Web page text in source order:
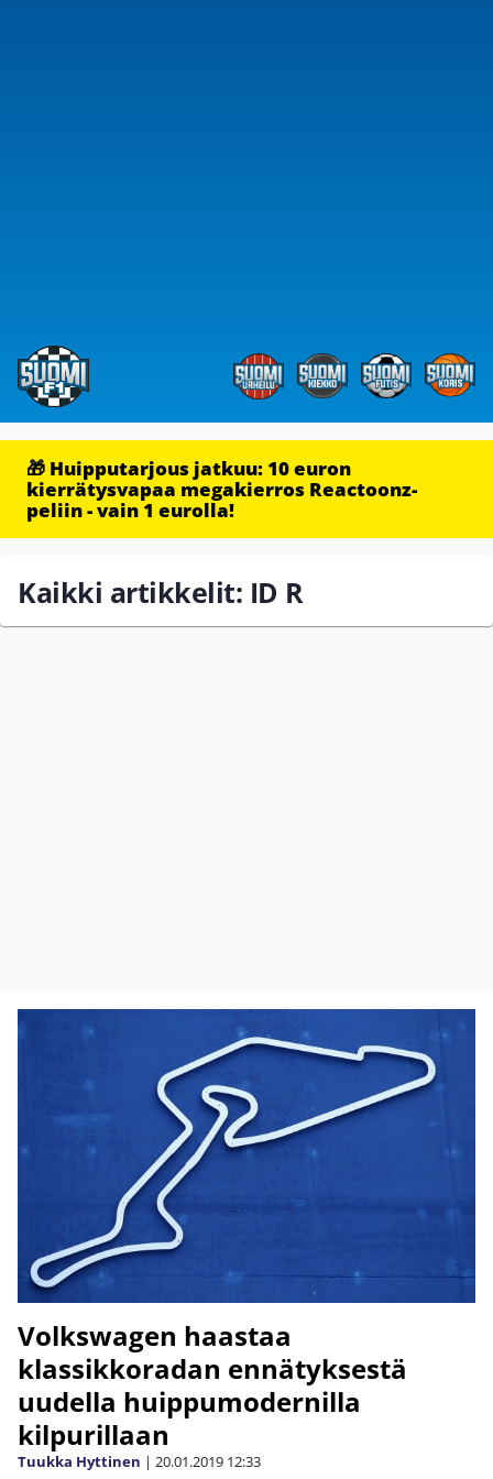
🎁 Huipputarjous jatkuu: 10 euron
kierrätysvapaa megakierros Reactoonz-
peliin - vain 1 eurolla!
Kaikki artikkelit: ID R
Volkswagen haastaa
klassikkoradan ennätyksestä
uudella huippumodernilla
kilpurillaan
Tuukka Hyttinen | 20.01.2019 12:33